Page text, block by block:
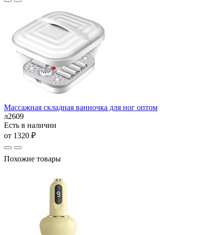
Массажная складная ванночка для ног оптом
л2609
Есть в наличии
от 1320 ₽
Похожие товары